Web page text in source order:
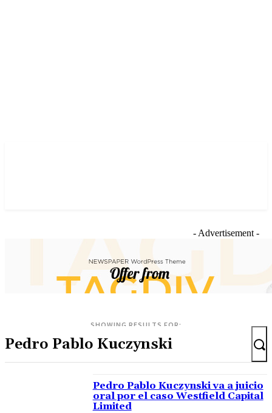
- Advertisement -
SHOWING RESULTS FOR:
Pedro Pablo Kuczynski va a juicio
oral por el caso Westfield Capital
Limited